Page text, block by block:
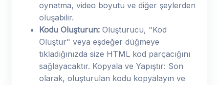
oynatma, video boyutu ve diğer şeylerden
oluşabilir.
Kodu Oluşturun: Oluşturucu, "Kod
Oluştur" veya eşdeğer düğmeye
tıkladığınızda size HTML kod parçacığını
sağlayacaktır. Kopyala ve Yapıştır: Son
olarak, oluşturulan kodu kopyalayın ve